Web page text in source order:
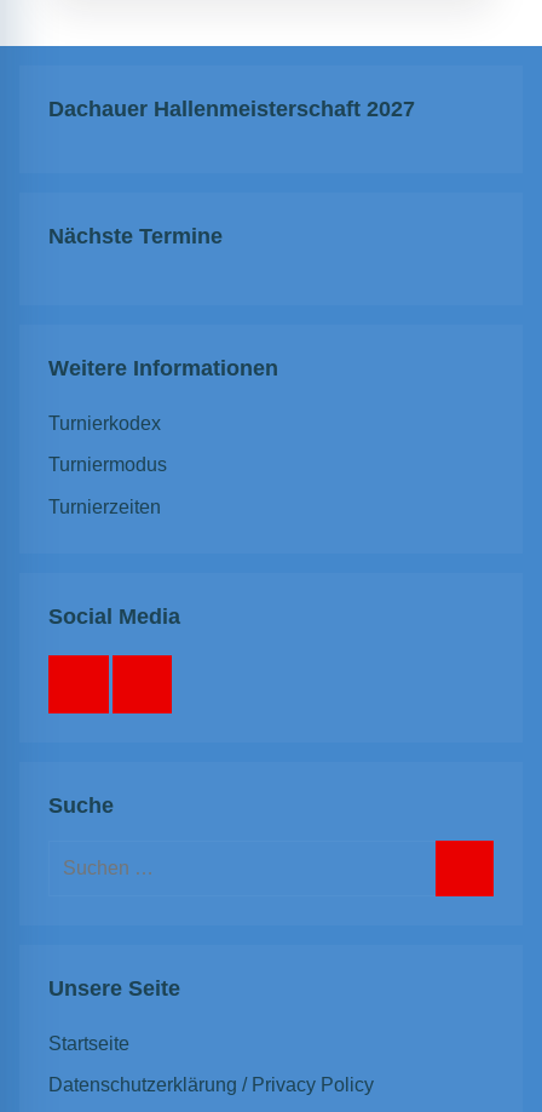
Dachauer Hallenmeisterschaft 2027
Nächste Termine
Weitere Informationen
Turnierkodex
Turniermodus
Turnierzeiten
Social Media
Suche
Suchen
Unsere Seite
Startseite
Datenschutzerklärung / Privacy Policy